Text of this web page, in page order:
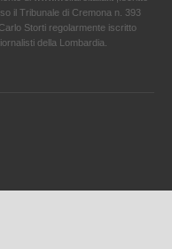
il Tribunale di Cremona n. 393
Storti regolarmente iscritto
della Lombardia.